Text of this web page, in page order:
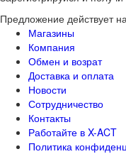
Предложение действует
Магазины
Компания
Обмен и возрат
Доставка и оплата
Новости
Сотрудничество
Контакты
Работайте в X-ACT
Политика